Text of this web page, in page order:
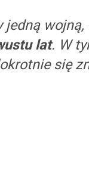
jedną
lat. W
się